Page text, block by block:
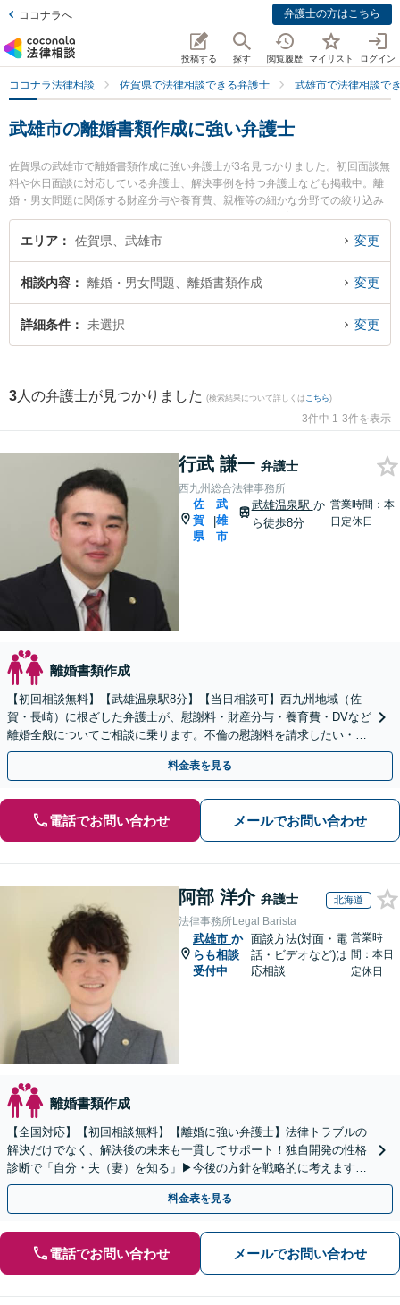
ココナラへ 弁護士の方はこちら
投稿する 探す 閲覧履歴 マイリスト ログイン
ココナラ法律相談 佐賀県で法律相談できる弁護士 武雄市で法律相談で
武雄市の離婚書類作成に強い弁護士
佐賀県の武雄市で離婚書類作成に強い弁護士が3名見つかりました。初回面談無
料や休日面談に対応している弁護士、解決事例を持つ弁護士なども掲載中。離
婚・男女問題に関係する財産分与や養育費、親権等の細かな分野での絞り込み
検索もでき便利です。特に西九州総合法律事務所の行武 謙一弁護士や武雄法律
事務所の大和 幸四郎弁護士、弁護士法人桑原法律事務所の矢野 雄基弁護士のプ
ロフィール情報や弁護士費用、強みなどが注目されています。『武雄市で土日
『離婚書類作成のトラブル解決の実績豊富な近くの弁護士を検索したい』『初
回相談無料で離婚書類作成を法律相談できる武雄市内の弁護士に相談予約した
い』などでお困りの相談者さんにおすすめです。
エリア 佐賀県、武雄市 変更
相談内容 離婚・男女問題、離婚書類作成 変更
詳細条件 未選択 変更
3 人の弁護士が見つかりました (検索結果について詳しくは こちら)
3件中 1-3件を表示
行武 謙一 弁護士
西九州総合法律事務所
佐
賀
県
|
武
雄
市
武雄温泉駅 か
ら徒歩8分
営業時間：本
日定休日
離婚書類作成
【初回相談無料】【武雄温泉駅8分】【当日相談可】西九州地域（佐
賀・長崎）に根ざした弁護士が、慰謝料・財産分与・養育費・DVなど
離婚全般についてご相談に乗ります。不倫の慰謝料を請求したい・請
求されたなど、男女問題全般もお気軽にご相談ください。
料金表を見る
電話でお問い合わせ メールでお問い合わせ
阿部 洋介 弁護士 北海道
法律事務所Legal Barista
武雄市 か
らも相談
受付中
面談方法(対面・電
話・ビデオなど)は
応相談
営業時
間：本日
定休日
離婚書類作成
【全国対応】【初回相談無料】【離婚に強い弁護士】法律トラブルの
解決だけでなく、解決後の未来も一貫してサポート！独自開発の性格
診断で「自分・夫（妻）を知る」▶︎今後の方針を戦略的に考えます！
【休日夜間／オンライン相談OK】
料金表を見る
電話でお問い合わせ メールでお問い合わせ